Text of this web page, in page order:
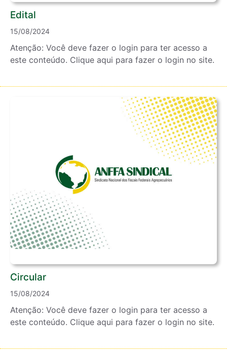
Edital
15/08/2024
Atenção: Você deve fazer o login para ter acesso a
este conteúdo. Clique aqui para fazer o login no site.
Circular
15/08/2024
Atenção: Você deve fazer o login para ter acesso a
este conteúdo. Clique aqui para fazer o login no site.